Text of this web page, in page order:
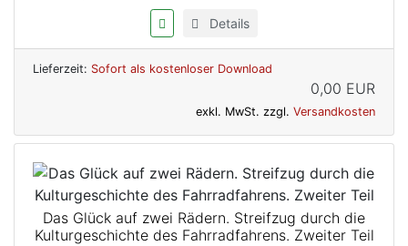
Details
Lieferzeit: Sofort als kostenloser Download
0,00 EUR
exkl. MwSt. zzgl. Versandkosten
Das Glück auf zwei Rädern. Streifzug durch die
Kulturgeschichte des Fahrradfahrens. Zweiter Teil